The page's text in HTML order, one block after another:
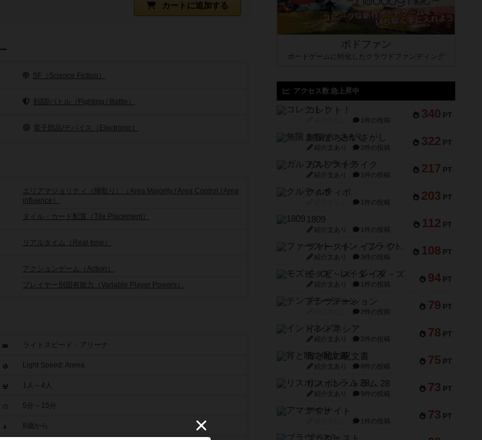
カートに追加する
SF（Science Fiction）
戦闘/バトル（Fighting / Battle）
電子部品/デバイス（Electronic）
エリアマジョリティ（陣取り）（Area Majority / Area Control / Area
influence）
タイル・カード配置（Tile Placement）
リアルタイム（Real-time）
アクションゲーム（Action）
プレイヤー別固有能力（Variable Player Powers）
ライトスピード：アリーナ
Light Speed: Arena
1人～4人
5分～15分
8歳から
ボドファン
ボードゲームに特化したクラウドファンディング
アクセス数 急上昇中
340 PT
コレクト！
1件の投稿
322 PT
無限まちがいさがし
紹介文あり 2件の投稿
217 PT
ガルフストライク
紹介文あり 1件の投稿
203 PT
クルティボ
1件の投稿
112 PT
1809
紹介文あり 1件の投稿
108 PT
ファースト・イン・フライト
紹介文あり 3件の投稿
94 PT
モズビ－ズ・レイダ－ズ
紹介文あり 1件の投稿
79 PT
テンプテーション
2件の投稿
78 PT
インドネシア
紹介文あり 2件の投稿
75 PT
宵と暁の呪文書
紹介文あり 8件の投稿
73 PT
リスボン・トラム 28
紹介文あり 9件の投稿
73 PT
アマナイト
1件の投稿